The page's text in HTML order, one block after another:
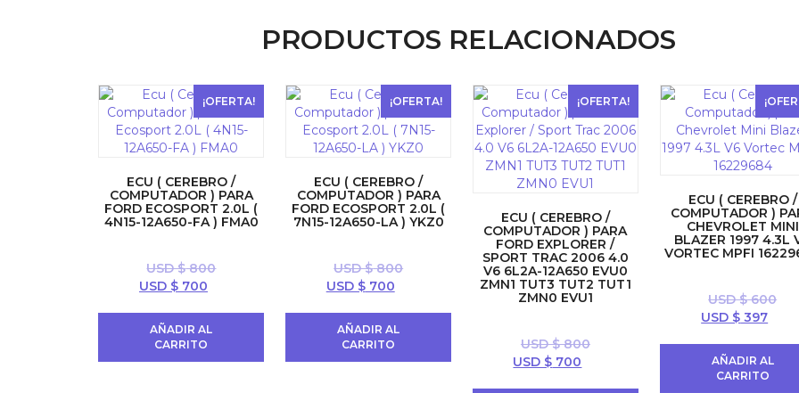
PRODUCTOS RELACIONADOS
¡OFERTA!
ECU ( CEREBRO /
COMPUTADOR ) PARA
FORD ECOSPORT 2.0L (
4N15-12A650-FA ) FMA0
USD $800
El
original
era:
USD $700El
es:
AÑADIR AL
CARRITO
¡OFERTA!
ECU ( CEREBRO /
COMPUTADOR ) PARA
FORD ECOSPORT 2.0L (
7N15-12A650-LA ) YKZ0
USD $800
El
original
era:
USD $700El
es:
AÑADIR AL
CARRITO
¡OFERTA!
ECU ( CEREBRO /
COMPUTADOR ) PARA
FORD EXPLORER /
SPORT TRAC 2006 4.0
V6 6L2A-12A650 EVU0
ZMN1 TUT3 TUT2 TUT1
ZMN0 EVU1
USD $800
El
USD $ 700
ECU ( CEREBRO /
COMPUTADOR )
CHEVROLET MINI
BLAZER 1997 4.3L
VORTEC MPFI
USD $600
El
original
era:
USD $ 397El
es:
AÑADIR AL
CARRITO